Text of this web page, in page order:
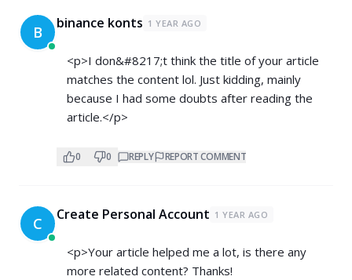
B binance konts 1 YEAR AGO
<p>I don&#8217;t think the title of your article
matches the content lol. Just kidding, mainly
because I had some doubts after reading the
article.</p>
0 0 REPLY REPORT COMMENT
C Create Personal Account 1 YEAR AGO
<p>Your article helped me a lot, is there any
more related content? Thanks!